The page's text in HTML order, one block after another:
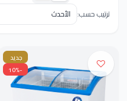
ترتيب حسب:
جديد
-10%